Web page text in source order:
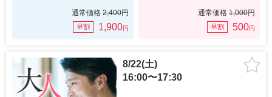
通常価格 2,400円
早割 1,900円
通常価格 1,000円
早割 500円
8/22(土)
16:00〜17:30